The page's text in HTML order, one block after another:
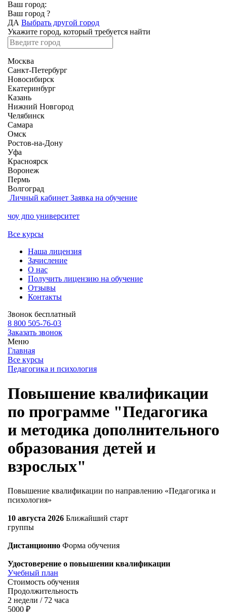
Ваш город:
Ваш город ?
ДА Выбрать другой город
Укажите город, который требуется найти
Москва
Санкт-Петербург
Новосибирск
Екатеринбург
Казань
Нижний Новгород
Челябинск
Самара
Омск
Ростов-на-Дону
Уфа
Красноярск
Воронеж
Пермь
Волгоград
Личный кабинет Заявка на обучение
чоу дпо университет
Все курсы
Наша лицензия
Зачисление
О нас
Получить лицензию на обучение
Отзывы
Контакты
Звонок бесплатный
8 800 505-76-03
Заказать звонок
Меню
Главная
Все курсы
Педагогика и психология
Повышение квалификации
по программе "Педагогика
и методика дополнительного
образования детей и
взрослых"
Повышение квалификации по направлению «Педагогика и
психология»
10 августа 2026 Ближайший старт
группы
Дистанционно Форма обучения
Удостоверение о повышении квалификации
Учебный план
Стоимость обучения
Продолжительность
2 недели / 72 часа
5000 ₽